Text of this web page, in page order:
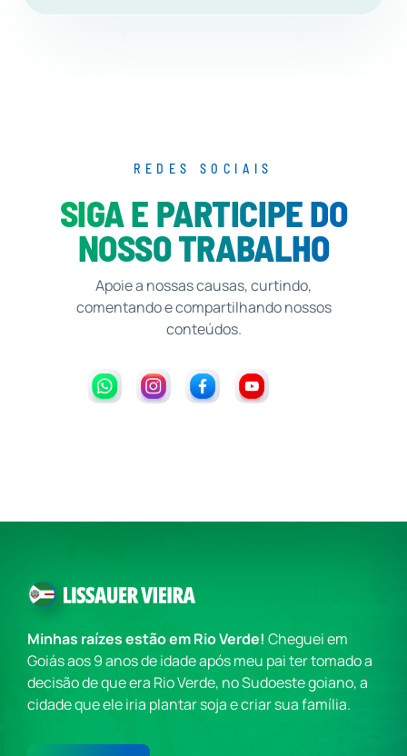
REDES SOCIAIS
SIGA E PARTICIPE DO
NOSSO TRABALHO
Apoie a nossas causas, curtindo,
comentando e compartilhando nossos
conteúdos.
Minhas raízes estão em Rio Verde! Cheguei em
Goiás aos 9 anos de idade após meu pai ter tomado a
decisão de que era Rio Verde, no Sudoeste goiano, a
cidade que ele iria plantar soja e criar sua família.